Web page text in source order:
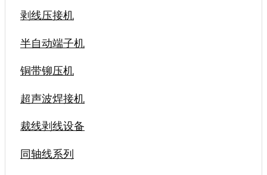
剥线压接机
半自动端子机
铜带铆压机
超声波焊接机
裁线剥线设备
同轴线系列